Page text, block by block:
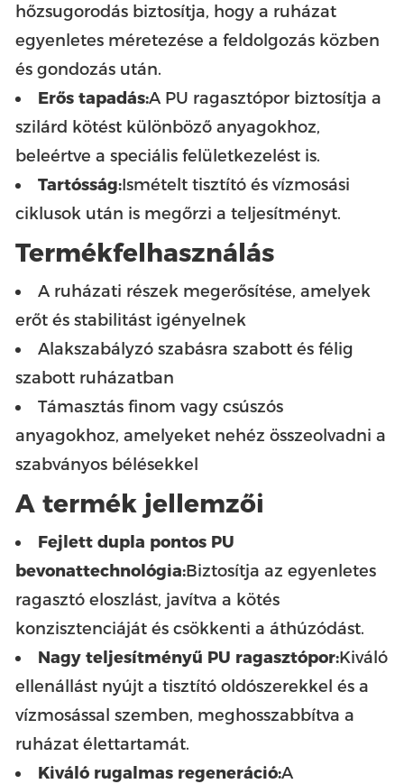
hőzsugorodás biztosítja, hogy a ruházat
egyenletes méretezése a feldolgozás közben
és gondozás után.
Erős tapadás:A PU ragasztópor biztosítja a
szilárd kötést különböző anyagokhoz,
beleértve a speciális felületkezelést is.
Tartósság:Ismételt tisztító és vízmosási
ciklusok után is megőrzi a teljesítményt.
Termékfelhasználás
A ruházati részek megerősítése, amelyek
erőt és stabilitást igényelnek
Alakszabályzó szabásra szabott és félig
szabott ruházatban
Támasztás finom vagy csúszós
anyagokhoz, amelyeket nehéz összeolvadni a
szabványos bélésekkel
A termék jellemzői
Fejlett dupla pontos PU
bevonattechnológia:Biztosítja az egyenletes
ragasztó eloszlást, javítva a kötés
konzisztenciáját és csökkenti a áthúzódást.
Nagy teljesítményű PU ragasztópor:Kiváló
ellenállást nyújt a tisztító oldószerekkel és a
vízmosással szemben, meghosszabbítva a
ruházat élettartamát.
Kiváló rugalmas regeneráció:A